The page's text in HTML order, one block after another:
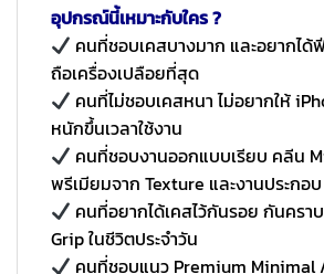
อุปกรณ์นี้เหมาะกับใคร ?
คนที่ชอบเคสบางมาก และอยากได้
ถือเครื่องเปลือยที่สุด
คนที่ไม่ชอบเคสหนา ไม่อยากให้
หนักขึ้นเวลาใช้งาน
คนที่ชอบงานออกแบบเรียบ คลีน
พรีเมียมจาก Texture และงานประกอบ
คนที่อยากได้เคสไว้กันรอย กันครา
Grip ในชีวิตประจำวัน
คนที่ชอบแนว Premium Minimal